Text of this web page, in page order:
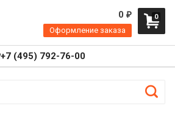
0
0 ₽
Оформление заказа
+7 (495) 792-76-00